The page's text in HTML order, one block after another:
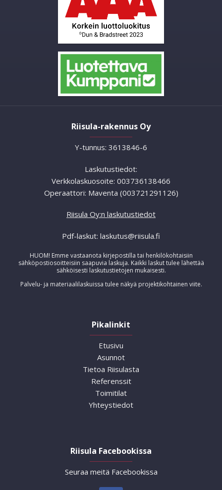
Riisula-rakennus Oy
Y-tunnus: 3613846-6
Laskutustiedot:
Verkkolaskuosoite: 003736138466
Operaattori: Maventa (003721291126)
Riisula Oy:n laskutustiedot
Pdf-laskut: laskutus@riisula.fi
HUOM! Emme vastaanota kirjepostilla tai henkilökohtaisiin
sähköpostiosoitteisiin saapuvia laskuja. Kaikki laskut tulee lähettää
sähköisesti laskutustietojen mukaisesti.
Palvelu- ja materiaalilaskuissa tulee näkyä projektikohtainen viite.
Pikalinkit
Etusivu
Asunnot
Tietoa Riisulasta
Referenssit
Toimitilat
Yhteystiedot
Riisula Facebookissa
Seuraa meitä Facebookissa